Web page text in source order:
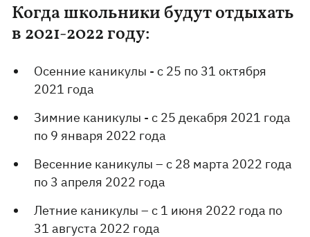
Когда школьники будут отдыхать
в 2021-2022 году:
Осенние каникулы - с 25 по 31 октября
2021 года
Зимние каникулы - с 25 декабря 2021 года
по 9 января 2022 года
Весенние каникулы – с 28 марта 2022 года
по 3 апреля 2022 года
Летние каникулы – с 1 июня 2022 года по
31 августа 2022 года